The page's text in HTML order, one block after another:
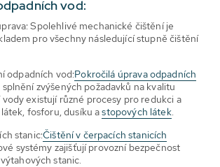
vod:
Spolehlivé mechanické čištění je
pro všechny následující stupně čištění
odpadních vod:Pokročilá úprava odpadních
zvýšených požadavků na kvalitu
existují různé procesy pro redukci a
fosforu, dusíku astopových látek.
stanic:Čištění v čerpacích stanicích
systémy zajišťují provozní bezpečnost
stanic.